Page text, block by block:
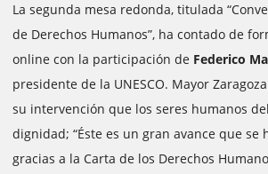
La segunda mesa redonda, titulada
de Derechos Humanos”, ha contado de
online con la participación de Federico
presidente de la UNESCO. Mayor
su intervención que los seres humanos
dignidad; “Éste es un gran avance que se
gracias a la Carta de los Derechos